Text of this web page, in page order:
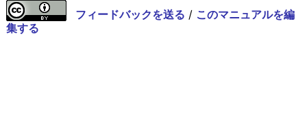
フィードバックを送る / このマニュアルを編
集する